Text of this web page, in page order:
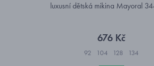
luxusní dětská mikina Mayoral
676 Kč
92 104 128 134